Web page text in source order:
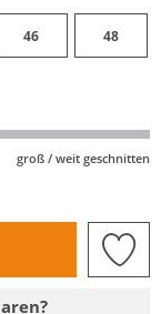
46 48
groß / weit geschnitten